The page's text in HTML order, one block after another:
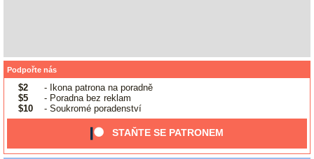
Podpořte nás
$2
- Ikona patrona na poradně
$5
- Poradna bez reklam
$10
- Soukromé poradenství
STAŇTE SE PATRONEM